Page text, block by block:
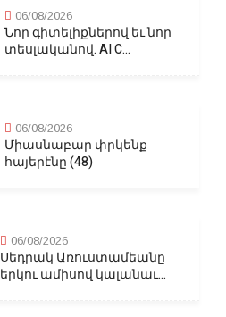
06/08/2026
Նոր գիտելիքներով եւ նոր
տեսլականով. AI C...
06/08/2026
Միասնաբար փրկենք
հայերէնը (48)
06/08/2026
Սեդրակ Առուստամեանը
երկու ամիսով կալանաւ...